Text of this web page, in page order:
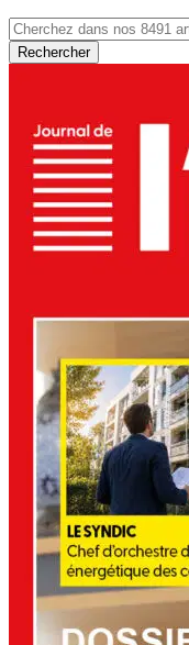
Rechercher